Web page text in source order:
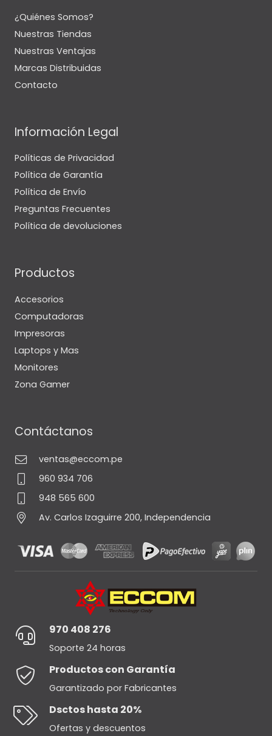
¿Quiénes Somos?
Nuestras Tiendas
Nuestras Ventajas
Marcas Distribuidas
Contacto
Información Legal
Políticas de Privacidad
Política de Garantía
Política de Envío
Preguntas Frecuentes
Política de devoluciones
Productos
Accesorios
Computadoras
Impresoras
Laptops y Mas
Monitores
Zona Gamer
Contáctanos
ventas@eccom.pe
960 934 706
948 565 600
Av. Carlos Izaguirre 200, Independencia
970 408 276
Soporte 24 horas
Productos con Garantía
Garantizado por Fabricantes
Dsctos hasta 20%
Ofertas y descuentos